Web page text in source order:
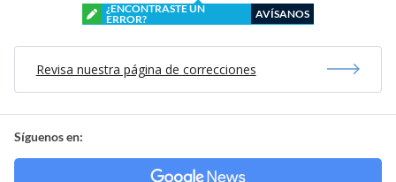
¿ENCONTRASTE UN
ERROR?
AVÍSANOS
Revisa nuestra página de correcciones
Síguenos en: